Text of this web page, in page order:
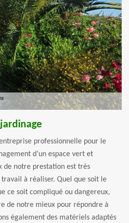
professionnelle pour le
d’un espace vert et
de notre prestation est très
à réaliser. Quel que soit le
ce soit compliqué ou dangereux,
de notre mieux pour répondre à
également des matériels adaptés